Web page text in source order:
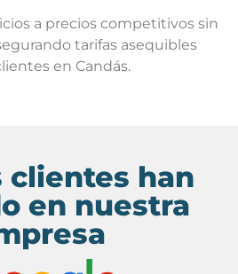
a precios competitivos sin
tarifas asequibles
en Candás.
clientes han
en nuestra